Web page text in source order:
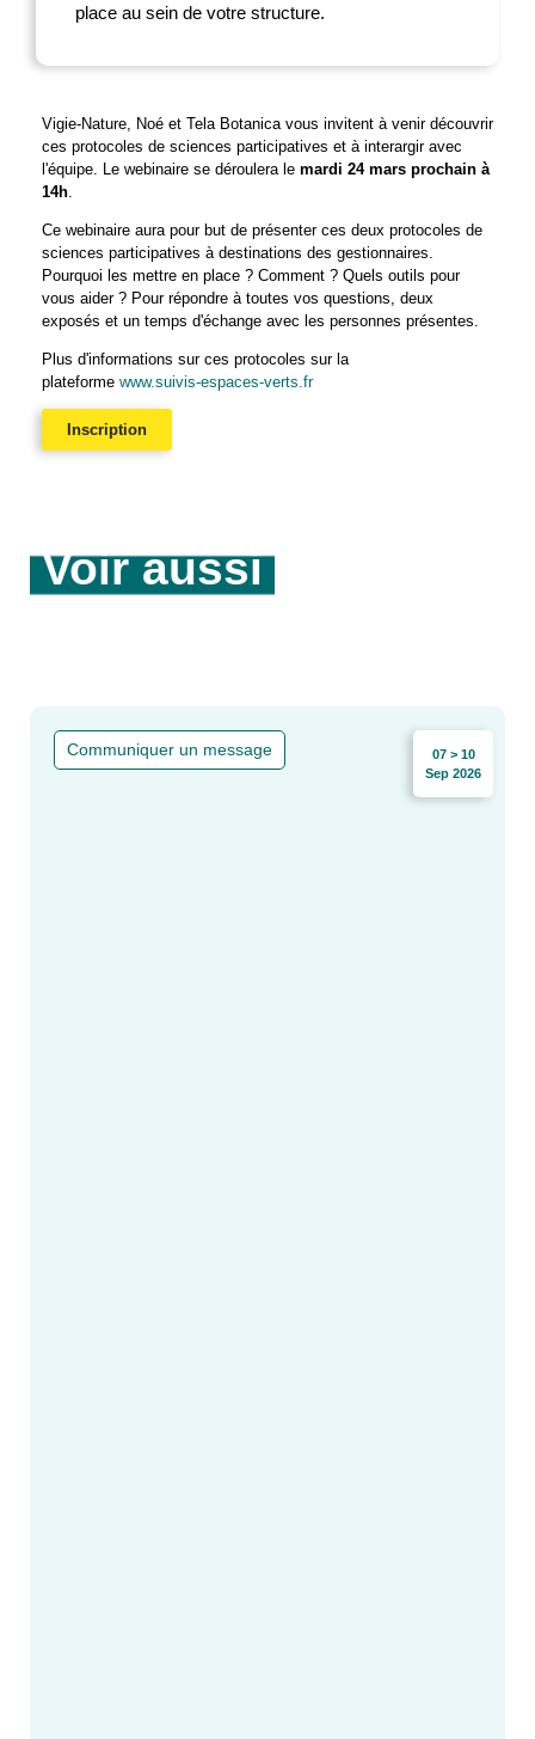
place au sein de votre structure.
Vigie-Nature, Noé et Tela Botanica vous invitent à venir découvrir
ces protocoles de sciences participatives et à interargir avec
l'équipe. Le webinaire se déroulera le mardi 24 mars prochain à
14h.
Ce webinaire aura pour but de présenter ces deux protocoles de
sciences participatives à destinations des gestionnaires.
Pourquoi les mettre en place ? Comment ? Quels outils pour
vous aider ? Pour répondre à toutes vos questions, deux
exposés et un temps d'échange avec les personnes présentes.
Plus d'informations sur ces protocoles sur la
plateforme www.suivis-espaces-verts.fr
Inscription
Voir aussi
Communiquer un message
07 > 10
Sep 2026